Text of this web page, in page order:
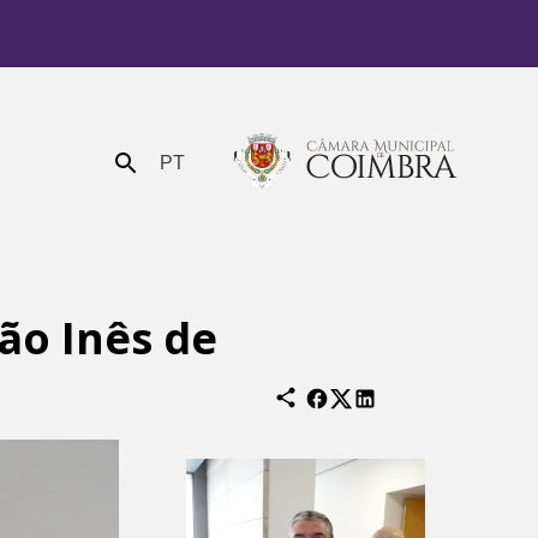
Enviar PT
Inês de